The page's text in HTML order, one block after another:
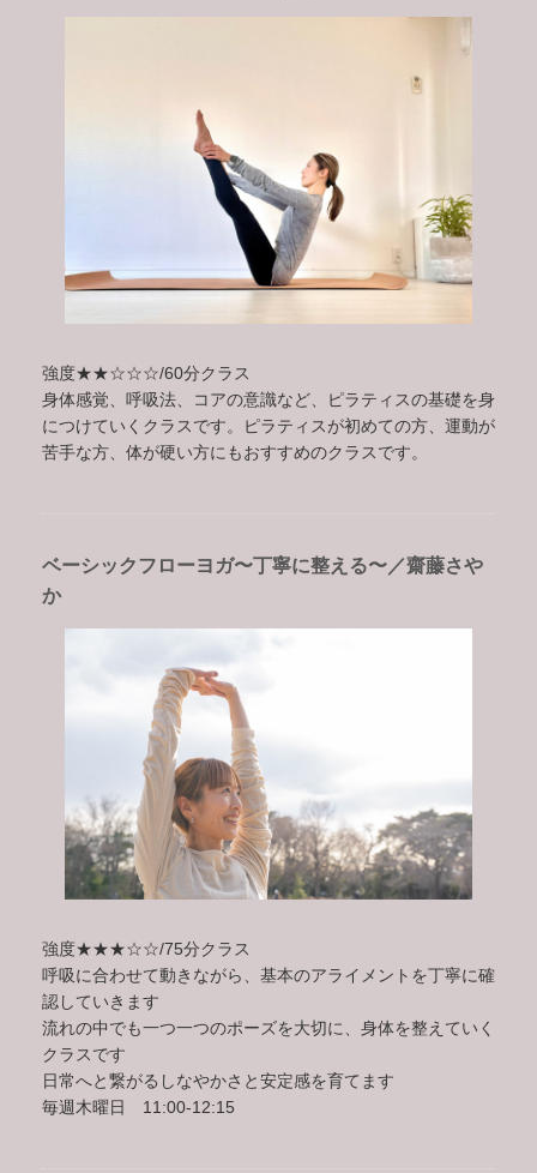
強度★★☆☆☆/60分クラス
身体感覚、呼吸法、コアの意識など、ピラティスの基礎を身
につけていくクラスです。ピラティスが初めての方、運動が
苦手な方、体が硬い方にもおすすめのクラスです。
ベーシックフローヨガ〜丁寧に整える〜／齋藤さや
か
強度★★★☆☆/75分クラス
呼吸に合わせて動きながら、基本のアライメントを丁寧に確
認していきます
流れの中でも一つ一つのポーズを大切に、身体を整えていく
クラスです
日常へと繋がるしなやかさと安定感を育てます
毎週木曜日 11:00-12:15